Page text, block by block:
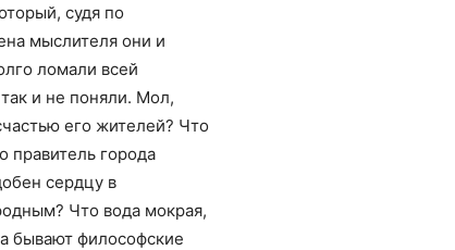
судя по
мыслителя они и
ломали всей
и не поняли. Мол,
его жителей? Что
правитель города
сердцу в
Что вода мокрая,
бывают философские